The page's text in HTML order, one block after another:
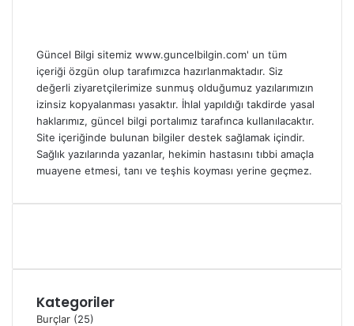
Güncel Bilgi sitemiz www.guncelbilgin.com' un tüm
içeriği özgün olup tarafımızca hazırlanmaktadır. Siz
değerli ziyaretçilerimize sunmuş olduğumuz yazılarımızın
izinsiz kopyalanması yasaktır. İhlal yapıldığı takdirde yasal
haklarımız, güncel bilgi portalımız tarafınca kullanılacaktır.
Site içeriğinde bulunan bilgiler destek sağlamak içindir.
Sağlık yazılarında yazanlar, hekimin hastasını tıbbi amaçla
muayene etmesi, tanı ve teşhis koyması yerine geçmez.
Kategoriler
Burçlar (25)